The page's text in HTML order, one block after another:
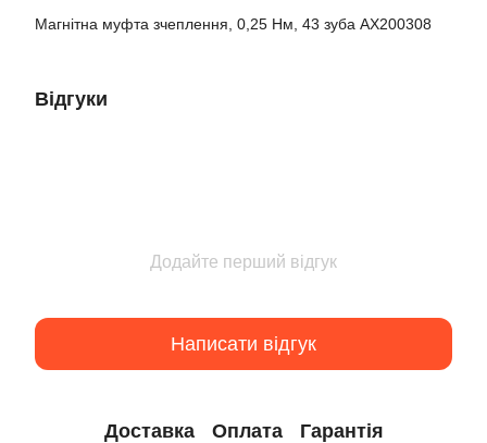
Магнітна муфта зчеплення, 0,25 Нм, 43 зуба AX200308
Відгуки
Додайте перший відгук
Написати відгук
Доставка Оплата Гарантія